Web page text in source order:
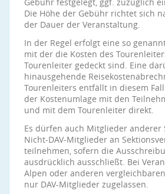
Die Höhe der Gebühr richtet sich
der Dauer der Veranstaltung.
In der Regel erfolgt eine so
mit der die Kosten des
Tourenleiter gedeckt sind. Eine
hinausgehende
Tourenleiters entfällt in diesem
der Kostenumlage mit den
und mit dem Tourenleiter direkt.
Es dürfen auch Mitglieder anderer
Nicht-DAV-Mitglieder an
teilnehmen, sofern die
ausdrücklich ausschließt. Bei
Alpen oder anderen
nur DAV-Mitglieder zugelassen.